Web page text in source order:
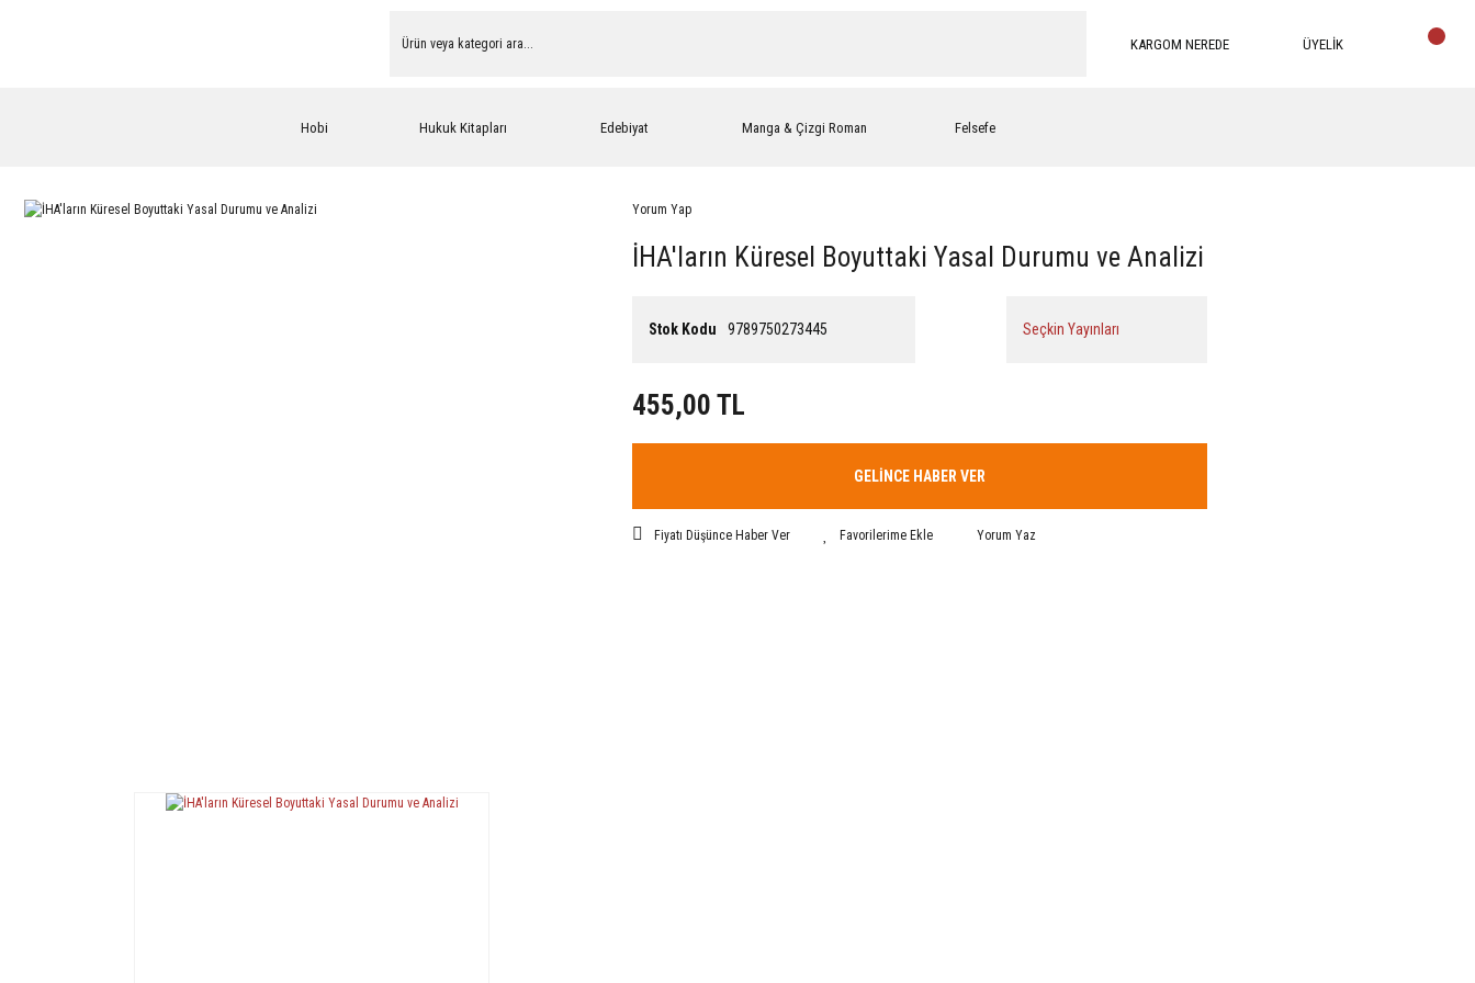
KARGOM NEREDE ÜYELİK
Hobi Hukuk Kitapları Edebiyat Manga & Çizgi Roman Felsefe
Yorum Yap
İHA'ların Küresel Boyuttaki Yasal Durumu ve Analizi
Stok Kodu 9789750273445 Seçkin Yayınları
455,00 TL
GELİNCE HABER VER
Fiyatı Düşünce Haber Ver Yorum Yaz